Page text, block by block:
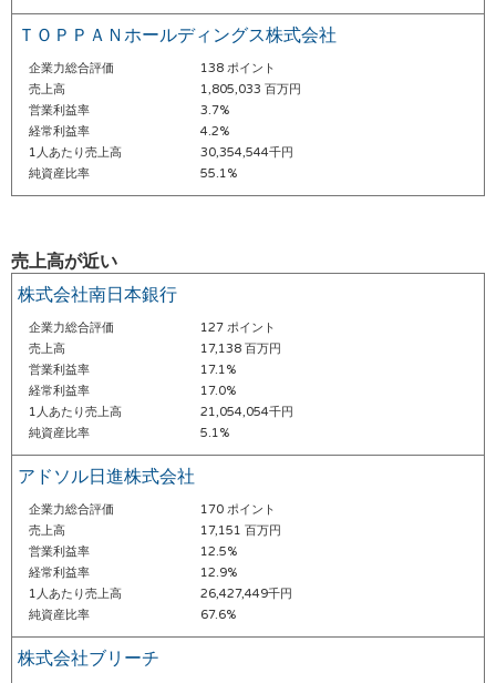
ＴＯＰＰＡＮホールディングス株式会社
企業力総合評価
138 ポイント
売上高
1,805,033 百万円
営業利益率
3.7%
経常利益率
4.2%
1人あたり売上高
30,354,544千円
純資産比率
55.1%
売上高が近い
株式会社南日本銀行
企業力総合評価
127 ポイント
売上高
17,138 百万円
営業利益率
17.1%
経常利益率
17.0%
1人あたり売上高
21,054,054千円
純資産比率
5.1%
アドソル日進株式会社
企業力総合評価
170 ポイント
売上高
17,151 百万円
営業利益率
12.5%
経常利益率
12.9%
1人あたり売上高
26,427,449千円
純資産比率
67.6%
株式会社ブリーチ